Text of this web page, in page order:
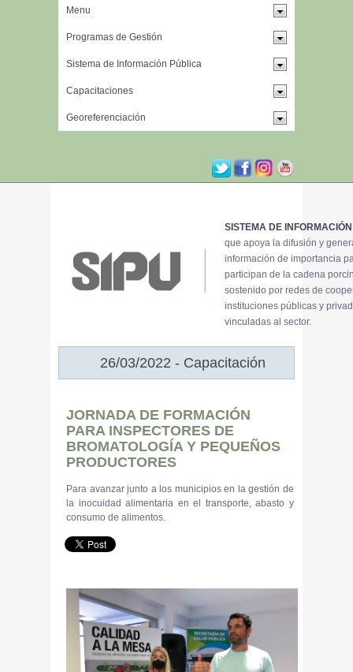
SISTEMA DE
que apoya la difusión y
información de importancia
participan de la cadena
sostenido por redes de
instituciones públicas y
vinculadas al sector.
26/03/2022 - Capacitación
JORNADA DE FORMACIÓN
PARA INSPECTORES DE
BROMATOLOGÍA Y PEQUEÑOS
PRODUCTORES
Para avanzar junto a los municipios en la gestión de
la inocuidad alimentaria en el transporte, abasto y
consumo de alimentos.